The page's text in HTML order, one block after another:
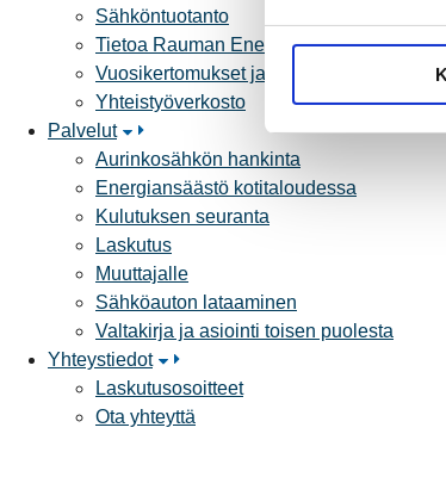
u
m
k
s
e
n
l
i
Sähköntuotanto
Tietoa Rauman Energiasta
Vuosikertomukset ja asiakaslehti
Yhteistyöverkosto
Palvelut
Aurinkosähkön hankinta
Energiansäästö kotitaloudessa
Kulutuksen seuranta
Laskutus
Muuttajalle
Sähköauton lataaminen
Valtakirja ja asiointi toisen puolesta
Yhteystiedot
Laskutusosoitteet
Ota yhteyttä